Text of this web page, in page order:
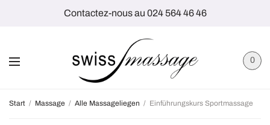
Contactez-nous au 024 564 46 46
0
Start / Massage / Alle Massageliegen / Einführungskurs Sportmassage